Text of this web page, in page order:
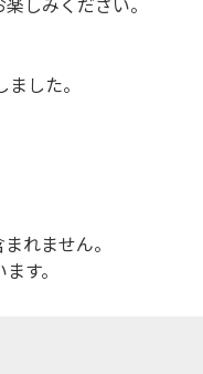
した。
れません。
す。